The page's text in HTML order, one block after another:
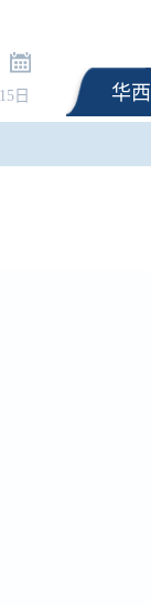
日 华